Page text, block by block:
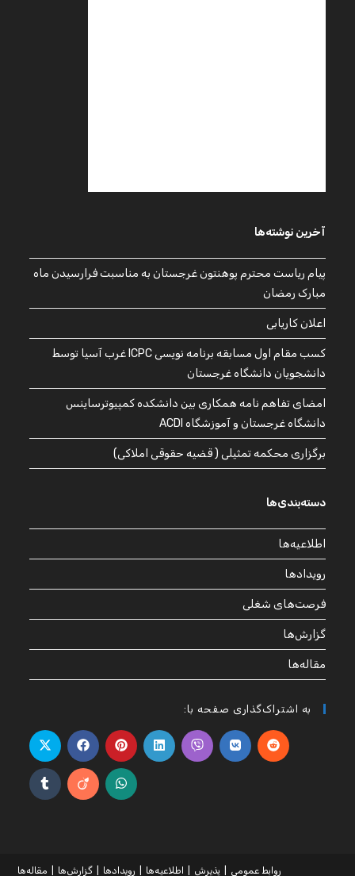
آخرین نوشته‌ها
پیام ریاست محترم پوهنتون غرجستان به مناسبت فرارسیدن ماه
مبارک رمضان
اعلان کاریابی
کسب مقام اول مسابقه برنامه نویسی ICPC غرب آسیا توسط
دانشجویان دانشگاه غرجستان
امضای تفاهم نامه همکاری بین دانشکده کمپیوترساینس
دانشگاه غرجستان و آموزشگاه ACDI
برگزاری محکمه تمثیلی ( قضیه حقوقی املاکی)
دسته‌بندی‌ها
اطلاعیه‌ها
رویدادها
فرصت‌های شغلی
گزارش‌ها
مقاله‌ها
به اشتراک‌گذاری صفحه با:
روابط عمومی پذیرش اطلاعیه‌ها رویدادها گزارش‌ها مقاله‌ها